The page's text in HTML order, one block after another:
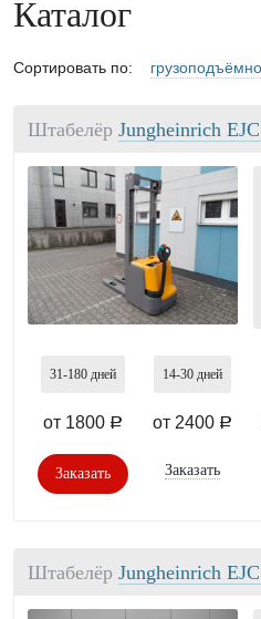
Каталог
Сортировать по:
Штабелёр Jungheinrich
31-180 дней
от 1800 a
Заказать
14-30 дней
от 2400 a
Заказать
Штабелёр Jungheinrich